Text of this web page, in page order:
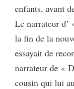
enfants, avant
Le narrateur d’
la fin de la
essayait de
narrateur de «
cousin qui lui